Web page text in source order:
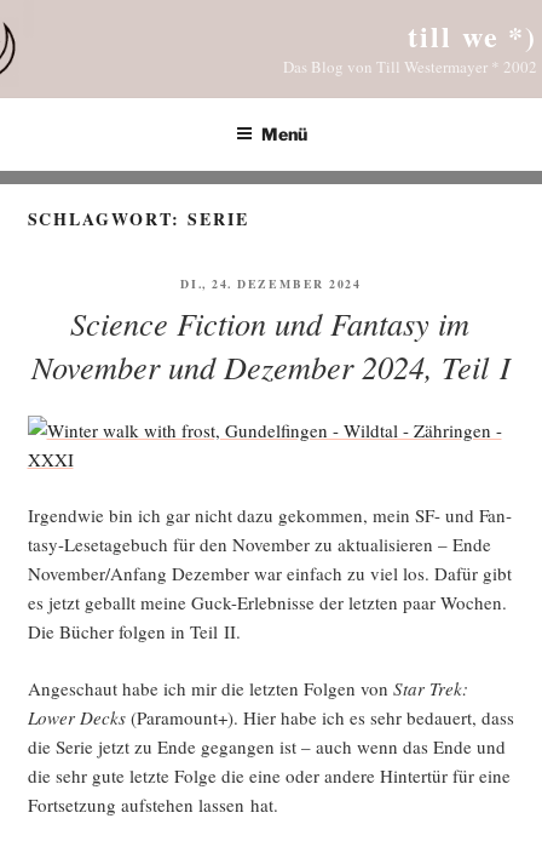
Inhalt
springen
till we *)
Das Blog von Till Westermayer * 2002
Menü
SCHLAGWORT:SERIE
VERÖFFENTLICHT
DI., 24. DEZEMBER 2024
Science Fiction und Fantasy im
November und Dezember 2024, Teil I
Irgend­wie bin ich gar nicht dazu gekom­men, mein SF- und Fan­
ta­sy-Lese­ta­ge­buch für den Novem­ber zu aktua­li­sie­ren – Ende
November/Anfang Dezem­ber war ein­fach zu viel los. Dafür gibt
es jetzt geballt mei­ne Guck-Erleb­nis­se der letz­ten paar Wochen.
Die Bücher fol­gen in Teil II.
Ange­schaut habe ich mir die letz­ten Fol­gen von Star Trek:
Lower Decks(Para­mount+). Hier habe ich es sehr bedau­ert, dass
die Serie jetzt zu Ende gegan­gen ist – auch wenn das Ende und
die sehr gute letz­te Fol­ge die eine oder ande­re Hin­ter­tür für eine
Fort­set­zung auf­ste­hen las­sen hat.